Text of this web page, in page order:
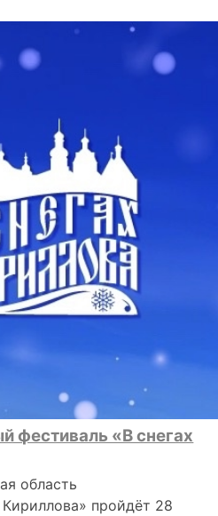
фестиваль «В снегах
область
пройдёт 28